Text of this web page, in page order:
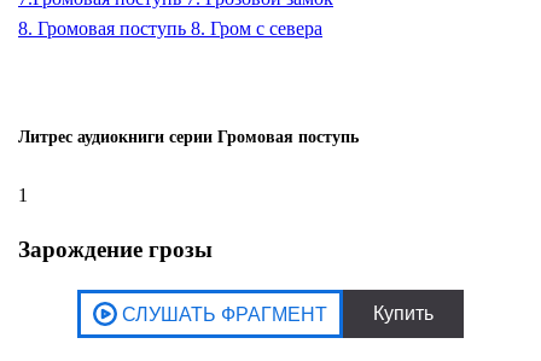
8. Громовая поступь 8. Гром с севера
Литрес аудиокниги серии Громовая поступь
1
Зарождение грозы